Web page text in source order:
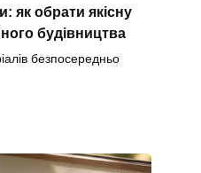
як обрати якісну
будівництва
безпосередньо